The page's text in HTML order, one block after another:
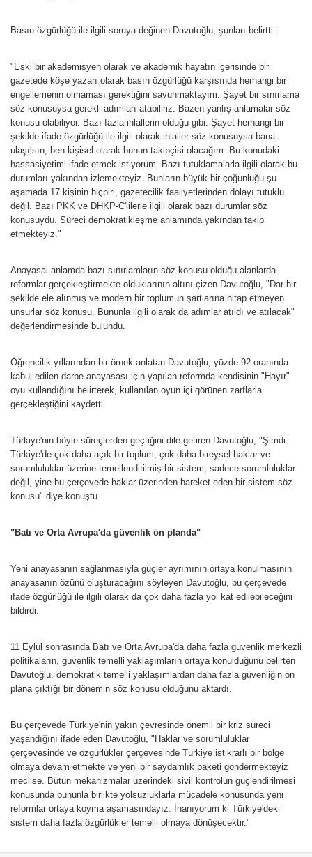
Basın özgürlüğü ile ilgili soruya değinen Davutoğlu, şunları belirtti:
"Eski bir akademisyen olarak ve akademik hayatın içerisinde bir
gazetede köşe yazarı olarak basın özgürlüğü karşısında herhangi bir
engellemenin olmaması gerektiğini savunmaktayım. Şayet bir sınırlama
söz konusuysa gerekli adımları atabiliriz. Bazen yanlış anlamalar söz
konusu olabiliyor. Bazı fazla ihlallerin olduğu gibi. Şayet herhangi bir
şekilde ifade özgürlüğü ile ilgili olarak ihlaller söz konusuysa bana
ulaşılsın, ben kişisel olarak bunun takipçisi olacağım. Bu konudaki
hassasiyetimi ifade etmek istiyorum. Bazı tutuklamalarla ilgili olarak bu
durumları yakından izlemekteyiz. Bunların büyük bir çoğunluğu şu
aşamada 17 kişinin hiçbiri, gazetecilik faaliyetlerinden dolayı tutuklu
değil. Bazı PKK ve DHKP-C'lilerle ilgili olarak bazı durumlar söz
konusuydu. Süreci demokratikleşme anlamında yakından takip
etmekteyiz."
Anayasal anlamda bazı sınırlamların söz konusu olduğu alanlarda
reformlar gerçekleştirmekte olduklarının altını çizen Davutoğlu, "Dar bir
şekilde ele alınmış ve modern bir toplumun şartlarına hitap etmeyen
unsurlar söz konusu. Bununla ilgili olarak da adımlar atıldı ve atılacak"
değerlendirmesinde bulundu.
Öğrencilik yıllarından bir örnek anlatan Davutoğlu, yüzde 92 oranında
kabul edilen darbe anayasası için yapılan reformda kendisinin "Hayır"
oyu kullandığını belirterek, kullanılan oyun içi görünen zarflarla
gerçekleştiğini kaydetti.
Türkiye'nin böyle süreçlerden geçtiğini dile getiren Davutoğlu, "Şimdi
Türkiye'de çok daha açık bir toplum, çok daha bireysel haklar ve
sorumluluklar üzerine temellendirilmiş bir sistem, sadece sorumluluklar
değil, yine bu çerçevede haklar üzerinden hareket eden bir sistem söz
konusu" diye konuştu.
"Batı ve Orta Avrupa'da güvenlik ön planda"
Yeni anayasanın sağlanmasıyla güçler ayrımının ortaya konulmasının
anayasanın özünü oluşturacağını söyleyen Davutoğlu, bu çerçevede
ifade özgürlüğü ile ilgili olarak da çok daha fazla yol kat edilebileceğini
bildirdi.
11 Eylül sonrasında Batı ve Orta Avrupa'da daha fazla güvenlik merkezli
politikaların, güvenlik temelli yaklaşımların ortaya konulduğunu belirten
Davutoğlu, demokratik temelli yaklaşımlardan daha fazla güvenliğin ön
plana çıktığı bir dönemin söz konusu olduğunu aktardı.
Bu çerçevede Türkiye'nin yakın çevresinde önemli bir kriz süreci
yaşandığını ifade eden Davutoğlu, "Haklar ve sorumluluklar
çerçevesinde ve özgürlükler çerçevesinde Türkiye istikrarlı bir bölge
olmaya devam etmekte ve yeni bir saydamlık paketi göndermekteyiz
meclise. Bütün mekanizmalar üzerindeki sivil kontrolün güçlendirilmesi
konusunda bununla birlikte yolsuzluklarla mücadele konusunda yeni
reformlar ortaya koyma aşamasındayız. İnanıyorum ki Türkiye'deki
sistem daha fazla özgürlükler temelli olmaya dönüşecektir."